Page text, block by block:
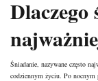
Dlaczego
Śniadanie, nazywane często
codziennym życiu. Po nocnym